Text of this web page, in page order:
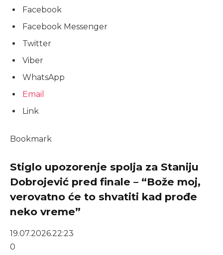
Facebook
Facebook Messenger
Twitter
Viber
WhatsApp
Email
Link
Bookmark
Stiglo upozorenje spolja za Staniju
Dobrojević pred finale – “Bože moj,
verovatno će to shvatiti kad prođe
neko vreme”
19.07.2026.22:23
0